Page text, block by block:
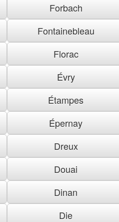
Forbach
Fontainebleau
Florac
Évry
Étampes
Épernay
Dreux
Douai
Dinan
Die